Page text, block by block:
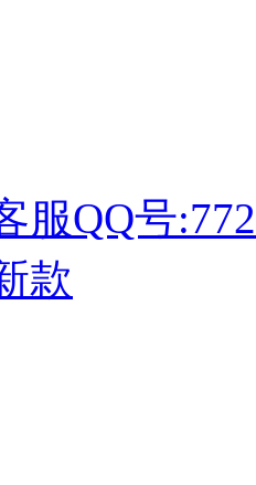
服QQ号
款